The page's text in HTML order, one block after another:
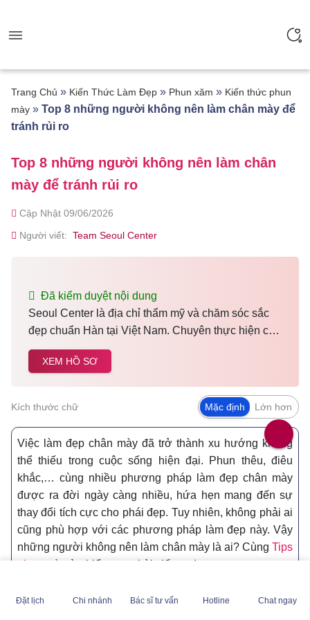
Trang Chủ » Kiến Thức Làm Đẹp » Phun xăm » Kiến thức phun
mày » Top 8 những người không nên làm chân mày để
tránh rủi ro
Top 8 những người không nên làm chân
mày để tránh rủi ro
Cập Nhật 09/06/2026
Người viết: Team Seoul Center
Đã kiểm duyệt nội dung
Seoul Center là địa chỉ thẩm mỹ và chăm sóc sắc
đẹp chuẩn Hàn tại Việt Nam. Chuyên thực hiện các
dịch vụ spa làm đẹp, chăm sóc da công nghệ cao…
Được nhiều khách hàng tin tưởng và lựa chọn cải
XEM HỒ SƠ
Kích thước chữ Mặc định Lớn hơn
Việc làm đẹp chân mày đã trở thành xu hướng không
thể thiếu trong cuộc sống hiện đại. Phun thêu, điêu
khắc,… cùng nhiều phương pháp làm đẹp chân mày
được ra đời ngày càng nhiều, hứa hẹn mang đến sự
thay đổi tích cực cho phái đẹp. Tuy nhiên, không phải ai
cũng phù hợp với các phương pháp làm đẹp này. Vậy
những người không nên làm chân mày là ai? Cùng Tips
phun mày
tìm hiểu trong bài viết sau!
Đặt lịch Chi nhánh Bác sĩ tư vấn Hotline Chat ngay